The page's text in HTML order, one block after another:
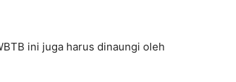
ini juga harus dinaungi oleh